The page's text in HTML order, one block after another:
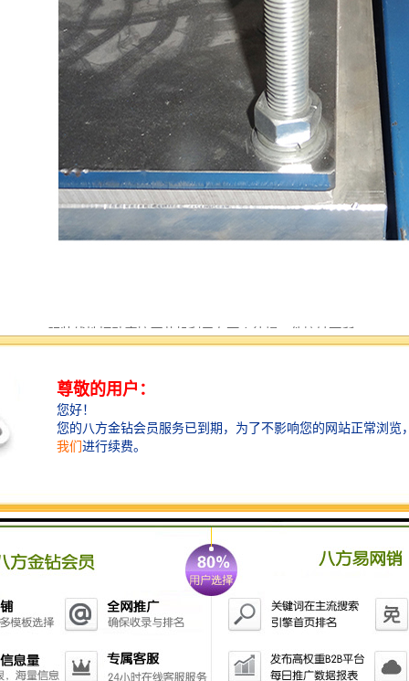
服装线性振动摩擦压花机利用在两个待焊工件接触面所
一个工件在另一个表面以一定的位移或振幅往复的移
动。一旦达到预期的热合程度，振动就会停止，同时仍
旧会有一定的压力施加于两个工件上，使刚刚热合好的